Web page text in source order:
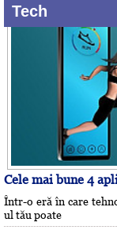
Tech
Cele mai bune 4
Într-o eră în care
ul tău poate